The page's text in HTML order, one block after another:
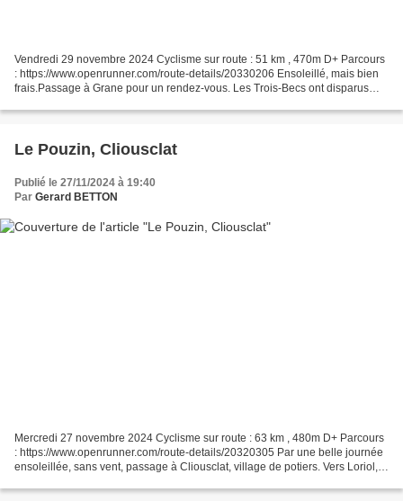
Vendredi 29 novembre 2024 Cyclisme sur route : 51 km , 470m D+ Parcours
: https://www.openrunner.com/route-details/20330206 Ensoleillé, mais bien
frais.Passage à Grane pour un rendez-vous. Les Trois-Becs ont disparus
Le Pouzin, Cliousclat
Publié le 27/11/2024 à 19:40
Par Gerard BETTON
Mercredi 27 novembre 2024 Cyclisme sur route : 63 km , 480m D+ Parcours
: https://www.openrunner.com/route-details/20320305 Par une belle journée
ensoleillée, sans vent, passage à Cliousclat, village de potiers. Vers Loriol,